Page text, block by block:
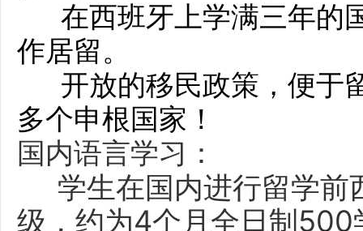
在西班牙上学满三年的
作居留。
开放的移民政策，便于
多个申根国家！
国内语言学习：
学生在国内进行留学前
级，约为4个月全日制